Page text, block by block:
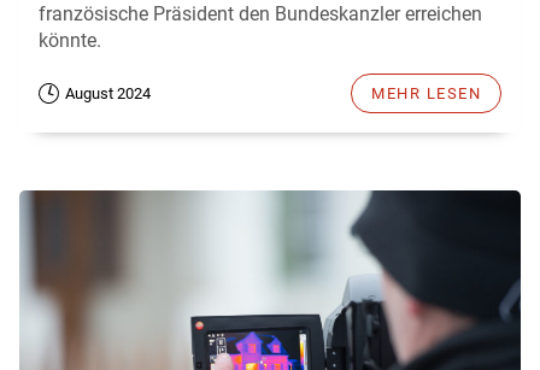
französische Präsident den Bundeskanzler erreichen
könnte.
August 2024 MEHR LESEN